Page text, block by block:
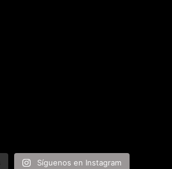
Síguenos en Instagram